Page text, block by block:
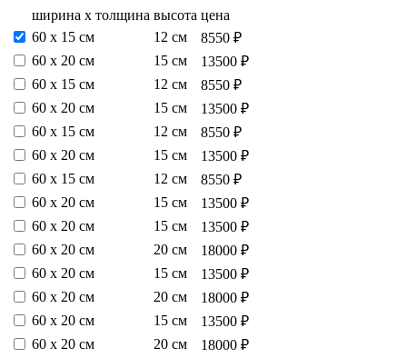
ширина х толщина высота цена
60 х 15 см
12 см
8550 ₽
60 х 20 см
15 см
13500 ₽
60 х 15 см
12 см
8550 ₽
60 х 20 см
15 см
13500 ₽
60 х 15 см
12 см
8550 ₽
60 х 20 см
15 см
13500 ₽
60 х 15 см
12 см
8550 ₽
60 х 20 см
15 см
13500 ₽
60 х 20 см
15 см
13500 ₽
60 х 20 см
20 см
18000 ₽
60 х 20 см
15 см
13500 ₽
60 х 20 см
20 см
18000 ₽
60 х 20 см
15 см
13500 ₽
60 х 20 см
20 см
18000 ₽